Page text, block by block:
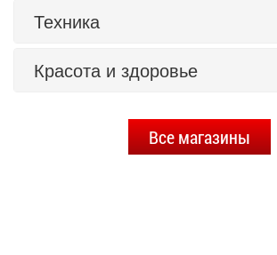
Техника
Красота и здоровье
Все магазины